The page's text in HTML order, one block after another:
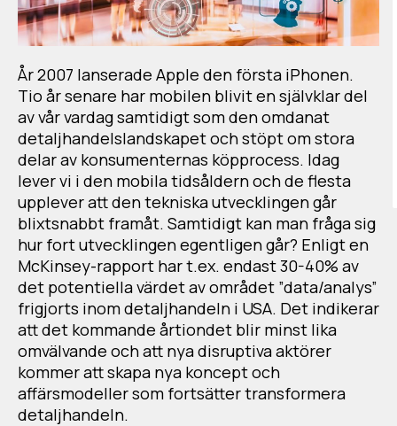
År 2007 lanserade Apple den första iPhonen.
Tio år senare har mobilen blivit en självklar del
av vår vardag samtidigt som den omdanat
detaljhandelslandskapet och stöpt om stora
delar av konsumenternas köpprocess. Idag
lever vi i den mobila tidsåldern och de flesta
upplever att den tekniska utvecklingen går
blixtsnabbt framåt. Samtidigt kan man fråga sig
hur fort utvecklingen egentligen går? Enligt en
McKinsey-rapport har t.ex. endast 30-40% av
det potentiella värdet av området ”data/analys”
frigjorts inom detaljhandeln i USA. Det indikerar
att det kommande årtiondet blir minst lika
omvälvande och att nya disruptiva aktörer
kommer att skapa nya koncept och
affärsmodeller som fortsätter transformera
detaljhandeln.